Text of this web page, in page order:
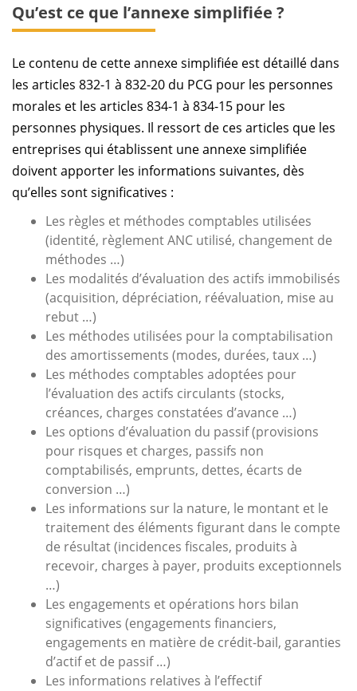
Qu’est ce que l’annexe simplifiée ?
Le contenu de cette annexe simplifiée est détaillé dans
les articles 832-1 à 832-20 du PCG pour les personnes
morales et les articles 834-1 à 834-15 pour les
personnes physiques. Il ressort de ces articles que les
entreprises qui établissent une annexe simplifiée
doivent apporter les informations suivantes, dès
qu’elles sont significatives :
Les règles et méthodes comptables utilisées
(identité, règlement ANC utilisé, changement de
méthodes …)
Les modalités d’évaluation des actifs immobilisés
(acquisition, dépréciation, réévaluation, mise au
rebut …)
Les méthodes utilisées pour la comptabilisation
des amortissements (modes, durées, taux …)
Les méthodes comptables adoptées pour
l’évaluation des actifs circulants (stocks,
créances, charges constatées d’avance …)
Les options d’évaluation du passif (provisions
pour risques et charges, passifs non
comptabilisés, emprunts, dettes, écarts de
conversion …)
Les informations sur la nature, le montant et le
traitement des éléments figurant dans le compte
de résultat (incidences fiscales, produits à
recevoir, charges à payer, produits exceptionnels
…)
Les engagements et opérations hors bilan
significatives (engagements financiers,
engagements en matière de crédit-bail, garanties
d’actif et de passif …)
Les informations relatives à l’effectif